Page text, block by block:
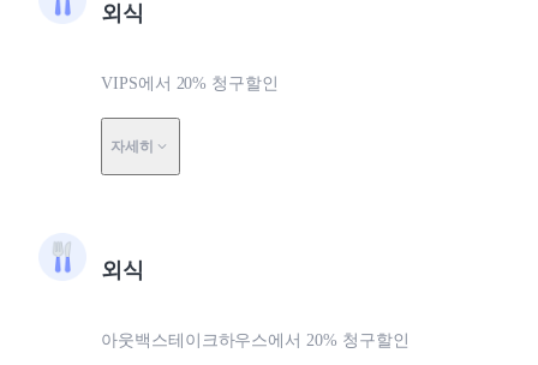
외식
VIPS에서 20% 청구할인
자세히
외식
아웃백스테이크하우스에서 20% 청구할인